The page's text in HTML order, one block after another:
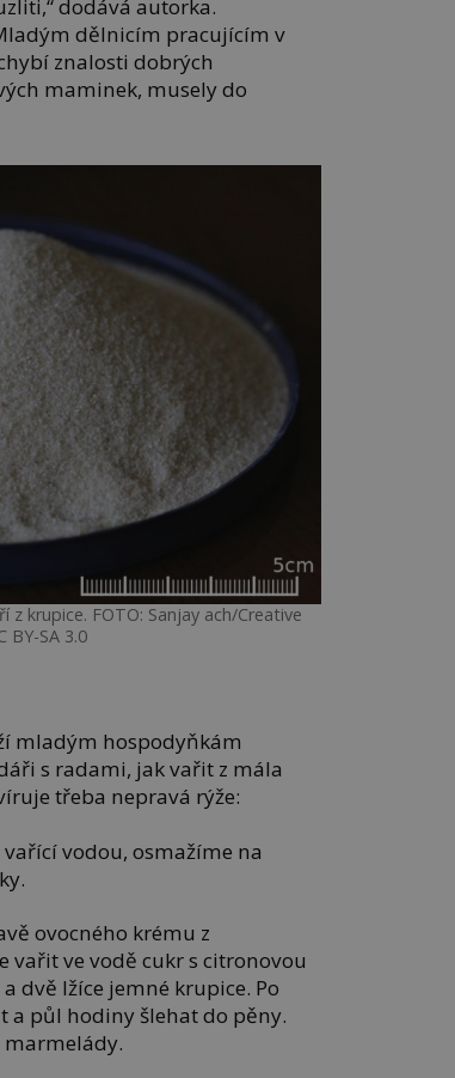
dodává autorka.
dělnicím pracujícím v
znalosti dobrých
maminek, musely do
krupice. FOTO: Sanjay ach/Creative
BY-SA 3.0
mladým hospodyňkám
s radami, jak vařit z mála
třeba nepravá rýže:
vodou, osmažíme na
ovocného krému z
ve vodě cukr s citronovou
dvě lžíce jemné krupice. Po
půl hodiny šlehat do pěny.
marmelády.